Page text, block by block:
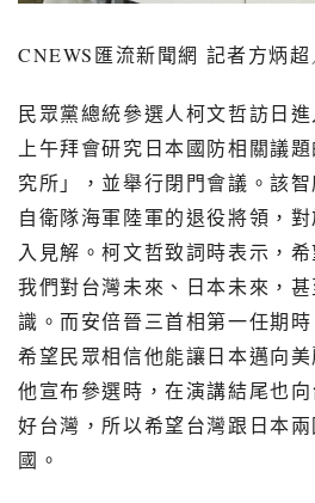
CNEWS匯流新聞網 記者方炳
民眾黨總統參選人柯文哲訪日
上午拜會研究日本國防相關議
究所」，並舉行閉門會議。該
自衛隊海軍陸軍的退役將領，
入見解。柯文哲致詞時表示，
我們對台灣未來、日本未來，
識。而安倍晉三首相第一任期時
希望民眾相信他能讓日本邁向
他宣布參選時，在演講結尾也
好台灣，所以希望台灣跟日本
國。